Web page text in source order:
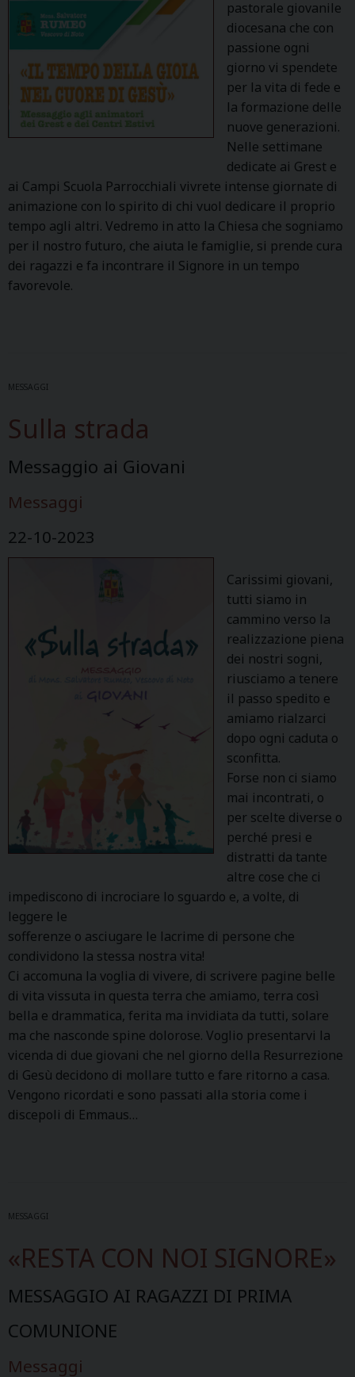
pastorale giovanile
diocesana che con
passione ogni
giorno vi spendete
per la vita di fede e
la formazione delle
nuove generazioni.
Nelle settimane
dedicate ai Grest e
ai Campi Scuola Parrocchiali vivrete intense giornate di
animazione con lo spirito di chi vuol dedicare il proprio
tempo agli altri. Vedremo in atto la Chiesa che sogniamo
per il nostro futuro, che aiuta le famiglie, si prende cura
dei ragazzi e fa incontrare il Signore in un tempo
favorevole.
MESSAGGI
Sulla strada
Messaggio ai Giovani
Messaggi
22-10-2023
Carissimi giovani,
tutti siamo in
cammino verso la
realizzazione piena
dei nostri sogni,
riusciamo a tenere
il passo spedito e
amiamo rialzarci
dopo ogni caduta o
sconfitta.
Forse non ci siamo
mai incontrati, o
per scelte diverse o
perché presi e
distratti da tante
altre cose che ci
impediscono di incrociare lo sguardo e, a volte, di
leggere le
sofferenze o asciugare le lacrime di persone che
condividono la stessa nostra vita!
Ci accomuna la voglia di vivere, di scrivere pagine belle
di vita vissuta in questa terra che amiamo, terra così
bella e drammatica, ferita ma invidiata da tutti, solare
ma che nasconde spine dolorose. Voglio presentarvi la
vicenda di due giovani che nel giorno della Resurrezione
di Gesù decidono di mollare tutto e fare ritorno a casa.
Vengono ricordati e sono passati alla storia come i
discepoli di Emmaus…
MESSAGGI
«RESTA CON NOI SIGNORE»
MESSAGGIO AI RAGAZZI DI PRIMA
COMUNIONE
Messaggi